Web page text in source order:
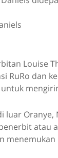
Louise
RuRo dan
luar
atau